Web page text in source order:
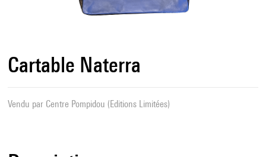
Cartable Naterra
Vendu par Centre Pompidou (Editions Limitées)